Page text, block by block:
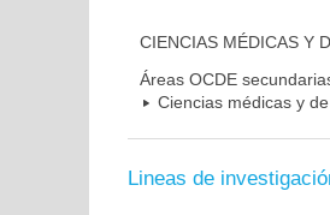
CIENCIAS MÉDICAS Y
Áreas OCDE
Ciencias médicas y
Lineas de